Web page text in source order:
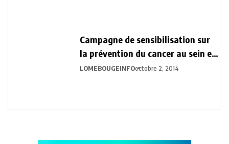
Campagne de sensibilisation sur
la prévention du cancer au sein et
du col de l’utérus
LOMEBOUGEINFOoctobre 2, 2014